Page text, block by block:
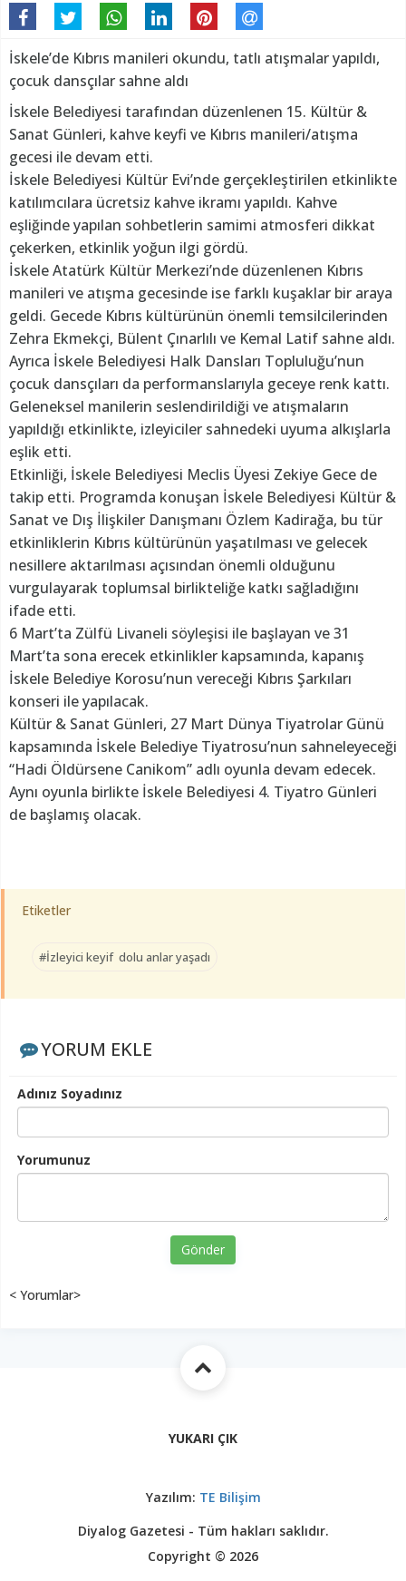
İskele’de Kıbrıs manileri okundu, tatlı atışmalar yapıldı,
çocuk dansçılar sahne aldı
İskele Belediyesi tarafından düzenlenen 15. Kültür &
Sanat Günleri, kahve keyfi ve Kıbrıs manileri/atışma
gecesi ile devam etti.
İskele Belediyesi Kültür Evi’nde gerçekleştirilen etkinlikte
katılımcılara ücretsiz kahve ikramı yapıldı. Kahve
eşliğinde yapılan sohbetlerin samimi atmosferi dikkat
çekerken, etkinlik yoğun ilgi gördü.
İskele Atatürk Kültür Merkezi’nde düzenlenen Kıbrıs
manileri ve atışma gecesinde ise farklı kuşaklar bir araya
geldi. Gecede Kıbrıs kültürünün önemli temsilcilerinden
Zehra Ekmekçi, Bülent Çınarlılı ve Kemal Latif sahne aldı.
Ayrıca İskele Belediyesi Halk Dansları Topluluğu’nun
çocuk dansçıları da performanslarıyla geceye renk kattı.
Geleneksel manilerin seslendirildiği ve atışmaların
yapıldığı etkinlikte, izleyiciler sahnedeki uyuma alkışlarla
eşlik etti.
Etkinliği, İskele Belediyesi Meclis Üyesi Zekiye Gece de
takip etti. Programda konuşan İskele Belediyesi Kültür &
Sanat ve Dış İlişkiler Danışmanı Özlem Kadirağa, bu tür
etkinliklerin Kıbrıs kültürünün yaşatılması ve gelecek
nesillere aktarılması açısından önemli olduğunu
vurgulayarak toplumsal birlikteliğe katkı sağladığını
ifade etti.
6 Mart’ta Zülfü Livaneli söyleşisi ile başlayan ve 31
Mart’ta sona erecek etkinlikler kapsamında, kapanış
İskele Belediye Korosu’nun vereceği Kıbrıs Şarkıları
konseri ile yapılacak.
Kültür & Sanat Günleri, 27 Mart Dünya Tiyatrolar Günü
kapsamında İskele Belediye Tiyatrosu’nun sahneleyeceği
“Hadi Öldürsene Canikom” adlı oyunla devam edecek.
Aynı oyunla birlikte İskele Belediyesi 4. Tiyatro Günleri
de başlamış olacak.
Etiketler
#İzleyici keyif dolu anlar yaşadı
YORUM EKLE
Adınız Soyadınız
Yorumunuz
Gönder
< Yorumlar>
YUKARI ÇIK
Yazılım: TE Bilişim
Diyalog Gazetesi - Tüm hakları saklıdır.
Copyright © 2026